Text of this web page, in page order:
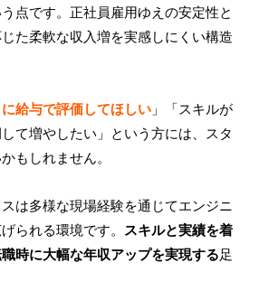
点です。正社員雇用ゆえの安定性と
た柔軟な収入増を実感しにくい構造
給与で評価してほしい 」「スキルが
て増やしたい」という方には、スタ
もしれません。
は多様な現場経験を通じてエンジニ
られる環境です。
スキルと実績を着
時に大幅な年収アップを実現する足